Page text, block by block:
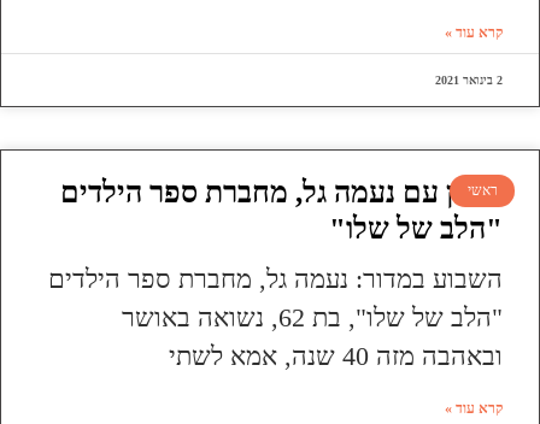
קרא עוד »
2 בינואר 2021
ראשי
ראיון עם נעמה גל, מחברת ספר הילדים
"הלב של שלו"
השבוע במדור: נעמה גל, מחברת ספר הילדים
"הלב של שלו", בת 62, נשואה באושר
ובאהבה מזה 40 שנה, אמא לשתי
קרא עוד »